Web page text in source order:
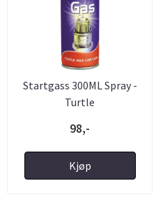
Startgass 300ML Spray -
Turtle
98,-
Kjøp